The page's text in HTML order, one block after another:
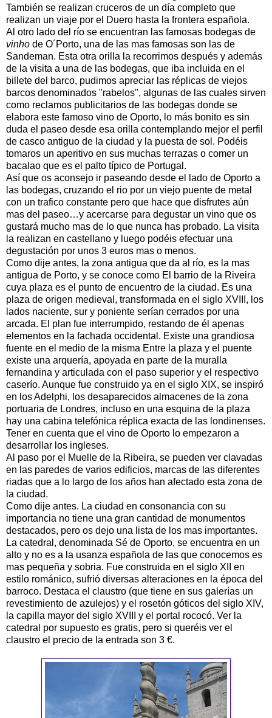
También se realizan cruceros de un día completo que
realizan un viaje por el Duero hasta la frontera española.
Al otro lado del río se encuentran las famosas bodegas de
vinho de O´Porto, una de las mas famosas son las de
Sandeman. Esta otra orilla la recorrimos después y además
de la visita a una de las bodegas, que iba incluida en el
billete del barco, pudimos apreciar las réplicas de viejos
barcos denominados "rabelos", algunas de las cuales sirven
como reclamos publicitarios de las bodegas donde se
elabora este famoso vino de Oporto, lo más bonito es sin
duda el paseo desde esa orilla contemplando mejor el perfil
de casco antiguo de la ciudad y la puesta de sol. Podéis
tomaros un aperitivo en sus muchas terrazas o comer un
bacalao que es el palto típico de Portugal.
Así que os aconsejo ir paseando desde el lado de Oporto a
las bodegas, cruzando el rio por un viejo puente de metal
con un trafico constante pero que hace que disfrutes aún
mas del paseo…y acercarse para degustar un vino que os
gustará mucho mas de lo que nunca has probado. La visita
la realizan en castellano y luego podéis efectuar una
degustación por unos 3 euros mas o menos.
Como dije antes, la zona antigua que da al río, es la mas
antigua de Porto, y se conoce como El barrio de la Riveira
cuya plaza es el punto de encuentro de la ciudad. Es una
plaza de origen medieval, transformada en el siglo XVIII, los
lados naciente, sur y poniente serían cerrados por una
arcada. El plan fue interrumpido, restando de él apenas
elementos en la fachada occidental. Existe una grandiosa
fuente en el medio de la misma Entre la plaza y el puente
existe una arquería, apoyada en parte de la muralla
fernandina y articulada con el paso superior y el respectivo
caserío. Aunque fue construido ya en el siglo XIX, se inspiró
en los Adelphi, los desaparecidos almacenes de la zona
portuaria de Londres, incluso en una esquina de la plaza
hay una cabina telefónica réplica exacta de las londinenses.
Tener en cuenta que el vino de Oporto lo empezaron a
desarrollar los ingleses.
Al paso por el Muelle de la Ribeira, se pueden ver clavadas
en las paredes de varios edificios, marcas de las diferentes
riadas que a lo largo de los años han afectado esta zona de
la ciudad.
Como dije antes. La ciudad en consonancia con su
importancia no tiene una gran cantidad de monumentos
destacados, pero os dejo una lista de los mas importantes.
La catedral, denominada Sé de Oporto, se encuentra en un
alto y no es a la usanza española de las que conocemos es
mas pequeña y sobria. Fue construida en el siglo XII en
estilo románico, sufrió diversas alteraciones en la época del
barroco. Destaca el claustro (que tiene en sus galerías un
revestimiento de azulejos) y el rosetón góticos del siglo XIV,
la capilla mayor del siglo XVIII y el portal rococó. Ver la
catedral por supuesto es gratis, pero si queréis ver el
claustro el precio de la entrada son 3 €.